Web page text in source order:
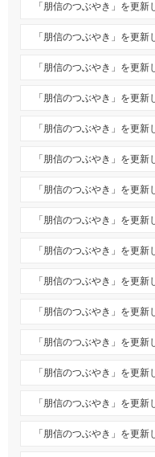
「朋信のつぶやき」を更新
「朋信のつぶやき」を更新
「朋信のつぶやき」を更新
「朋信のつぶやき」を更新
「朋信のつぶやき」を更新
「朋信のつぶやき」を更新
「朋信のつぶやき」を更新
「朋信のつぶやき」を更新
「朋信のつぶやき」を更新
「朋信のつぶやき」を更新
「朋信のつぶやき」を更新
「朋信のつぶやき」を更新
「朋信のつぶやき」を更新
「朋信のつぶやき」を更新
「朋信のつぶやき」を更新